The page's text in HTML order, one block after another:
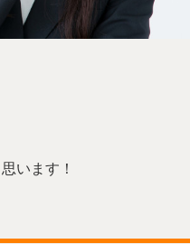
います！